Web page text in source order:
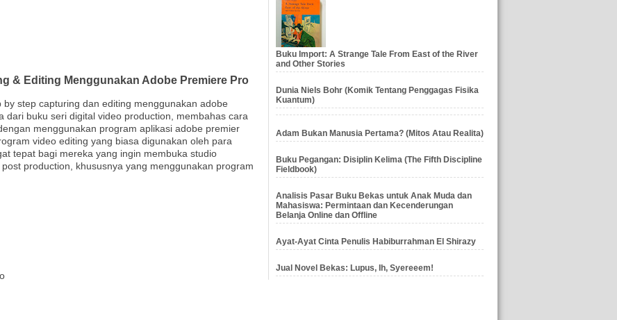
& Editing Menggunakan Adobe Premiere Pro
step capturing dan editing menggunakan adobe
dari buku seri digital video production, membahas cara
menggunakan program aplikasi adobe premier
video editing yang biasa digunakan oleh para
tepat bagi mereka yang ingin membuka studio
production, khususnya yang menggunakan program
Buku Import: A Strange Tale From East of the River
and Other Stories
Dunia Niels Bohr (Komik Tentang Penggagas Fisika
Kuantum)
Adam Bukan Manusia Pertama? (Mitos Atau Realita)
Buku Pegangan: Disiplin Kelima (The Fifth Discipline
Fieldbook)
Analisis Pasar Buku Bekas untuk Anak Muda dan
Mahasiswa: Permintaan dan Kecenderungan
Belanja Online dan Offline
Ayat-Ayat Cinta Penulis Habiburrahman El Shirazy
Jual Novel Bekas: Lupus, Ih, Syereeem!